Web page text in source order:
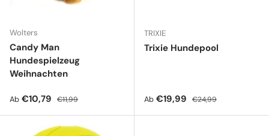
Wolters
Candy Man
Hundespielzeug
Weihnachten
Verkaufspreis
Ab €10,79 Normaler Preis
€11,99
TRIXIE
Trixie Hundepool
Verkaufspreis
Ab €19,99 Normaler Preis
€24,99